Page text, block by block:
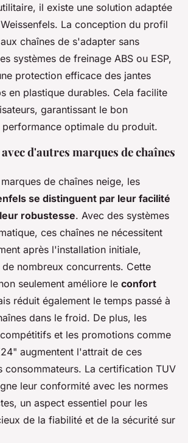
il existe une solution adaptée
La conception du profil
chaînes de s'adapter sans
systèmes de freinage ABS ou ESP,
protection efficace des jantes
en plastique durables. Cela facilite
garantissant le bon
performance optimale du produit.
d'autres marques de chaînes
de chaînes neige, les
se distinguent par leur facilité
robustesse. Avec des systèmes
ces chaînes ne nécessitent
après l'installation initiale,
nombreux concurrents. Cette
seulement améliore le confort
réduit également le temps passé à
dans le froid. De plus, les
et les promotions comme
augmentent l'attrait de ces
consommateurs. La certification TUV
leur conformité avec les normes
un aspect essentiel pour les
de la fiabilité et de la sécurité sur